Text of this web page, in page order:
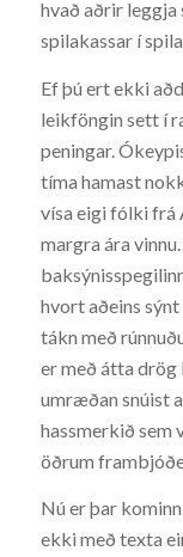
hvað aðrir leggja
spilakassar í
Ef þú ert ekki
leikföngin sett í
peningar.
tíma hamast
vísa eigi fólki frá
margra ára
hvort aðeins
tákn með
er með átta drög
umræðan snúist
hassmerkið sem
öðrum
Nú er þar
ekki með texta